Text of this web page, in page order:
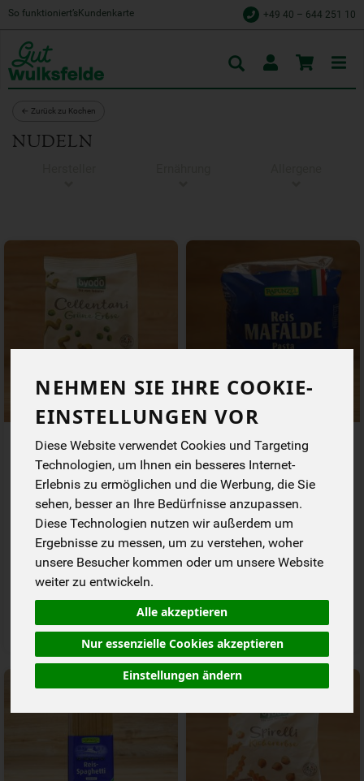
NEHMEN SIE IHRE COOKIE-
EINSTELLUNGEN VOR
Diese Website verwendet Cookies und Targeting
Technologien, um Ihnen ein besseres Internet-
Erlebnis zu ermöglichen und die Werbung, die Sie
sehen, besser an Ihre Bedürfnisse anzupassen.
Diese Technologien nutzen wir außerdem um
Ergebnisse zu messen, um zu verstehen, woher
unsere Besucher kommen oder um unsere Website
weiter zu entwickeln.
Alle akzeptieren
Nur essenzielle Cookies akzeptieren
Einstellungen ändern
So funktioniert’s Kundenkarte +49 40 – 644 251 10
← Zurück zu Kochen
NUDELN
3,99 €*
/ 250 g
1 * 250 g (15,96 € / kg)
250 g
Anzahl
2,99 € *
/ 250 g
1 * 250 g (11,96 € / kg)
250 g
Anzahl
Toggle
cart